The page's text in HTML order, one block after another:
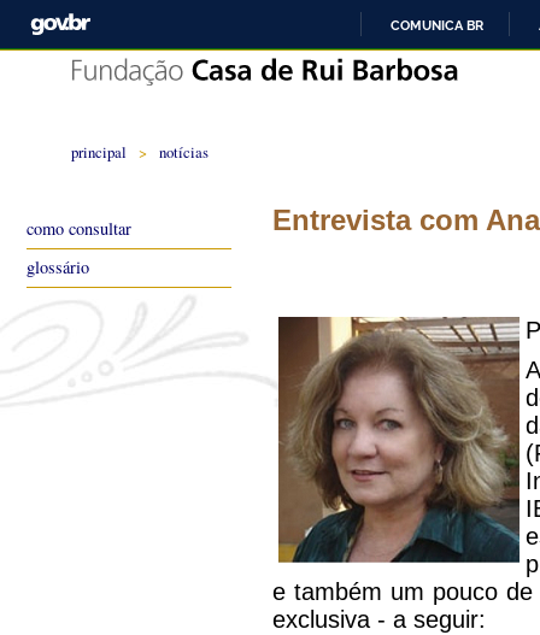
COMUNICA BR
principal > notícias
Entrevista com
e também um pouco
exclusiva - a seguir:
como consultar
glossário